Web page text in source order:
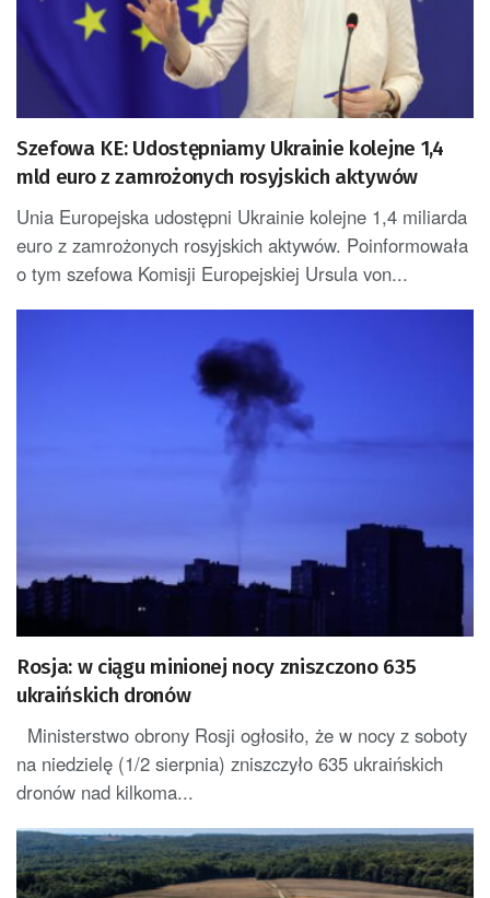
Szefowa KE: Udostępniamy Ukrainie kolejne 1,4
mld euro z zamrożonych rosyjskich aktywów
Unia Europejska udostępni Ukrainie kolejne 1,4 miliarda
euro z zamrożonych rosyjskich aktywów. Poinformowała
o tym szefowa Komisji Europejskiej Ursula von...
Rosja: w ciągu minionej nocy zniszczono 635
ukraińskich dronów
Ministerstwo obrony Rosji ogłosiło, że w nocy z soboty
na niedzielę (1/2 sierpnia) zniszczyło 635 ukraińskich
dronów nad kilkoma...